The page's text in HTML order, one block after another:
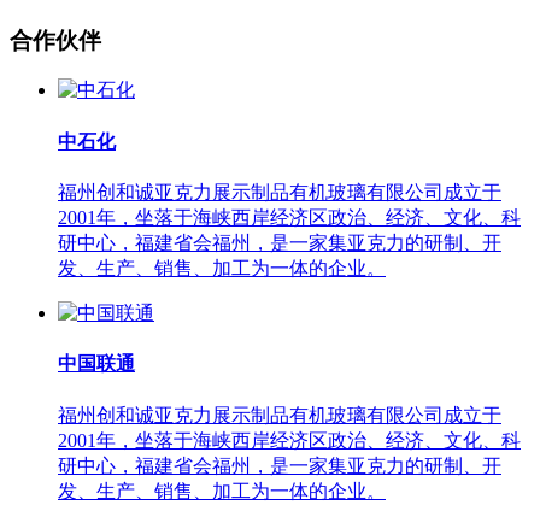
合作伙伴
中石化
福州创和诚亚克力展示制品有机玻璃有限公司成立于
2001年，坐落于海峡西岸经济区政治、经济、文化、科
研中心，福建省会福州，是一家集亚克力的研制、开
发、生产、销售、加工为一体的企业。
中国联通
福州创和诚亚克力展示制品有机玻璃有限公司成立于
2001年，坐落于海峡西岸经济区政治、经济、文化、科
研中心，福建省会福州，是一家集亚克力的研制、开
发、生产、销售、加工为一体的企业。